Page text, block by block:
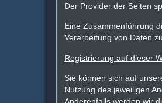
Der Provider der Seiten
Eine Zusammenführung
Verarbeitung von Daten
Registrierung auf dieser
Sie können sich auf
Nutzung des jeweiligen